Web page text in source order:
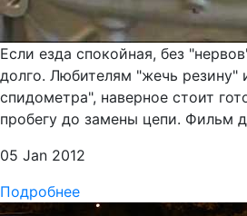
Если езда спокойная, без
долго. Любителям "жечь резину"
спидометра", наверное стоит
пробегу до замены цепи. Фильм
05 Jan 2012
Подробнее